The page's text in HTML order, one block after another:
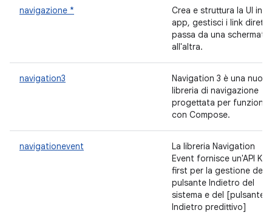
navigazione *
Crea e struttura la UI in-
app, gestisci i link diretti
passa da una schermata
all'altra.
navigation3
Navigation 3 è una nuova
libreria di navigazione
progettata per
con Compose.
navigationevent
La libreria Navigation
Event fornisce un'API
first per la gestione del
pulsante Indietro del
sistema e del [pulsante
Indietro predittivo]